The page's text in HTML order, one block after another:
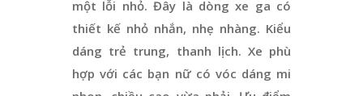
một lỗi nhỏ. Đây là dòng xe ga có
thiết kế nhỏ nhắn, nhẹ nhàng. Kiểu
dáng trẻ trung, thanh lịch. Xe phù
hợp với các bạn nữ có vóc dáng mi